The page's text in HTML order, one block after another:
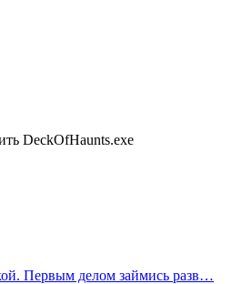
DeckOfHaunts.exe
Первым делом займись разв…